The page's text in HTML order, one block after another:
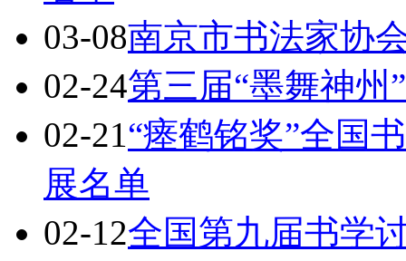
03-08南京市书法家协
02-24第三届“墨舞神州
02-21“瘗鹤铭奖”全国
展名单
02-12全国第九届书学